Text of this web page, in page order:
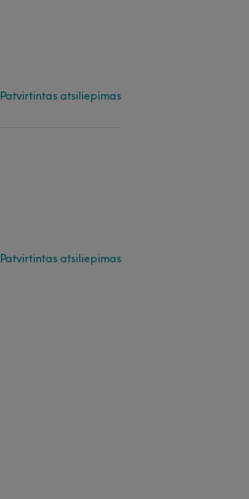
Patvirtintas atsiliepimas
Patvirtintas atsiliepimas